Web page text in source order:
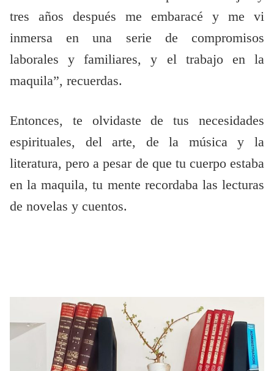
tres años después me embaracé y me vi
inmersa en una serie de compromisos
laborales y familiares, y el trabajo en la
maquila”, recuerdas.
Entonces, te olvidaste de tus necesidades
espirituales, del arte, de la música y la
literatura, pero a pesar de que tu cuerpo estaba
en la maquila, tu mente recordaba las lecturas
de novelas y cuentos.